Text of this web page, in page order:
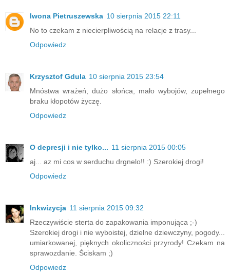
Iwona Pietruszewska 10 sierpnia 2015 22:11
No to czekam z niecierpliwością na relacje z trasy...
Odpowiedz
Krzysztof Gdula 10 sierpnia 2015 23:54
Mnóstwa wrażeń, dużo słońca, mało wybojów, zupełnego
braku kłopotów życzę.
Odpowiedz
O depresji i nie tylko... 11 sierpnia 2015 00:05
aj... az mi cos w serduchu drgnelo!! :) Szerokiej drogi!
Odpowiedz
Inkwizycja 11 sierpnia 2015 09:32
Rzeczywiście sterta do zapakowania imponująca ;-)
Szerokiej drogi i nie wyboistej, dzielne dziewczyny, pogody...
umiarkowanej, pięknych okoliczności przyrody! Czekam na
sprawozdanie. Ściskam ;)
Odpowiedz